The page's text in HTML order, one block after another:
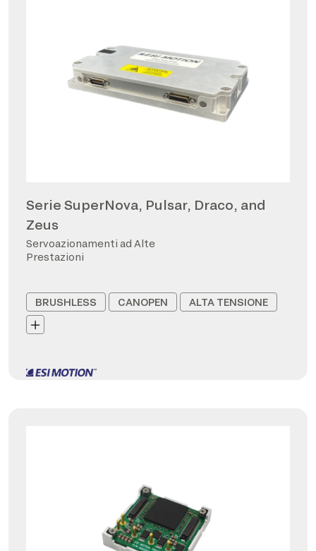
Serie SuperNova, Pulsar, Draco, and
Zeus
Servoazionamenti ad Alte
Prestazioni
BRUSHLESS CANOPEN ALTA TENSIONE